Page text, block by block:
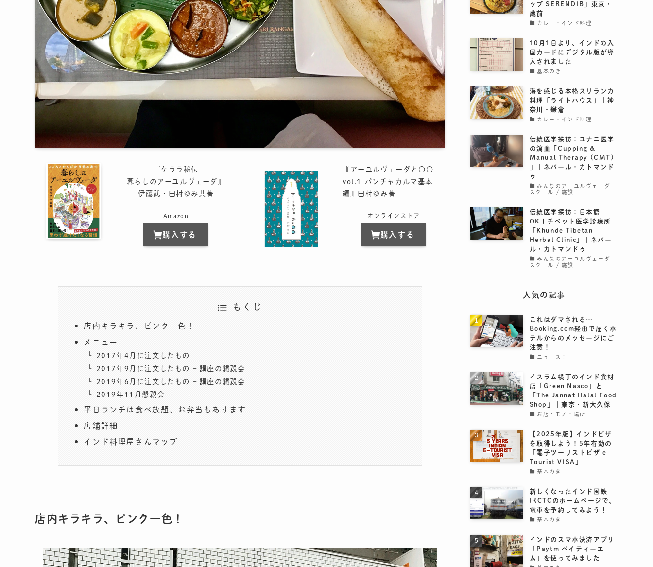
『ケララ秘伝
暮らしのアーユルヴェーダ』
伊藤武・田村ゆみ共著
Amazon
購入する
『アーユルヴェーダと〇〇
vol.1 パンチャカルマ基本
編』田村ゆみ著
オンラインストア
購入する
もくじ
店内キラキラ、ピンク一色！
メニュー
2017年4月に注文したもの
2017年9月に注文したもの – 講座の懇親会
2019年6月に注文したもの – 講座の懇親会
2019年11月懇親会
平日ランチは食べ放題、お弁当もあります
店舗詳細
インド料理屋さんマップ
店内キラキラ、ピンク一色！
ッブ SERENDIB」東京・
蔵前
カレー・インド料理
10月1日より、インドの入
国カードにデジタル版が導
入されました
基本のき
海を感じる本格スリランカ
料理「ライトハウス」｜神
奈川・鎌倉
カレー・インド料理
伝統医学探訪：ユナニ医学
の瀉血「Cupping &
Manual Therapy (CMT)
」｜ネパール・カトマンド
ゥ
みんなのアーユルヴェーダ
スクール / 施設
伝統医学探訪：日本語
OK！チベット医学診療所
「Khunde Tibetan
Herbal Clinic」｜ネパー
ル・カトマンドゥ
みんなのアーユルヴェーダ
スクール / 施設
人気の記事
これはダマされる…
Booking.com経由で届くホ
テルからのメッセージにご
注意！
ニュース！
イスラム横丁のインド食材
店「Green Nasco」と
「The Jannat Halal Food
Shop」｜東京・新大久保
お店・モノ・場所
【2025年版】インドビザ
を取得しよう！5年有効の
「電子ツーリストビザ e
Tourist VISA」
基本のき
新しくなったインド国鉄
IRCTCのホームページで、
電車を予約してみよう！
基本のき
インドのスマホ決済アプリ
「Paytm ペイティーエ
ム」を使ってみました